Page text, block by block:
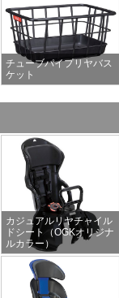
チューブパイプリヤバス
ケット
カジュアルリヤチャイル
ドシート（OGKオリジナ
ルカラー）